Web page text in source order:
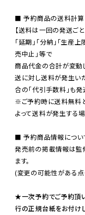
■ 予約商品の送料計算
【送料は一回の発送ご
「延期」「分納」「生産
売中止」等で
商品代金の合計が変動
送に対し送料が発生い
※ご予約時に送料無料
よって送料が発生する
■ 予約商品情報につい
発売前の掲載情報は監
ます。
(変更の可能性がある点
★一次予約でご予約頂
行の正規台紙をお付け